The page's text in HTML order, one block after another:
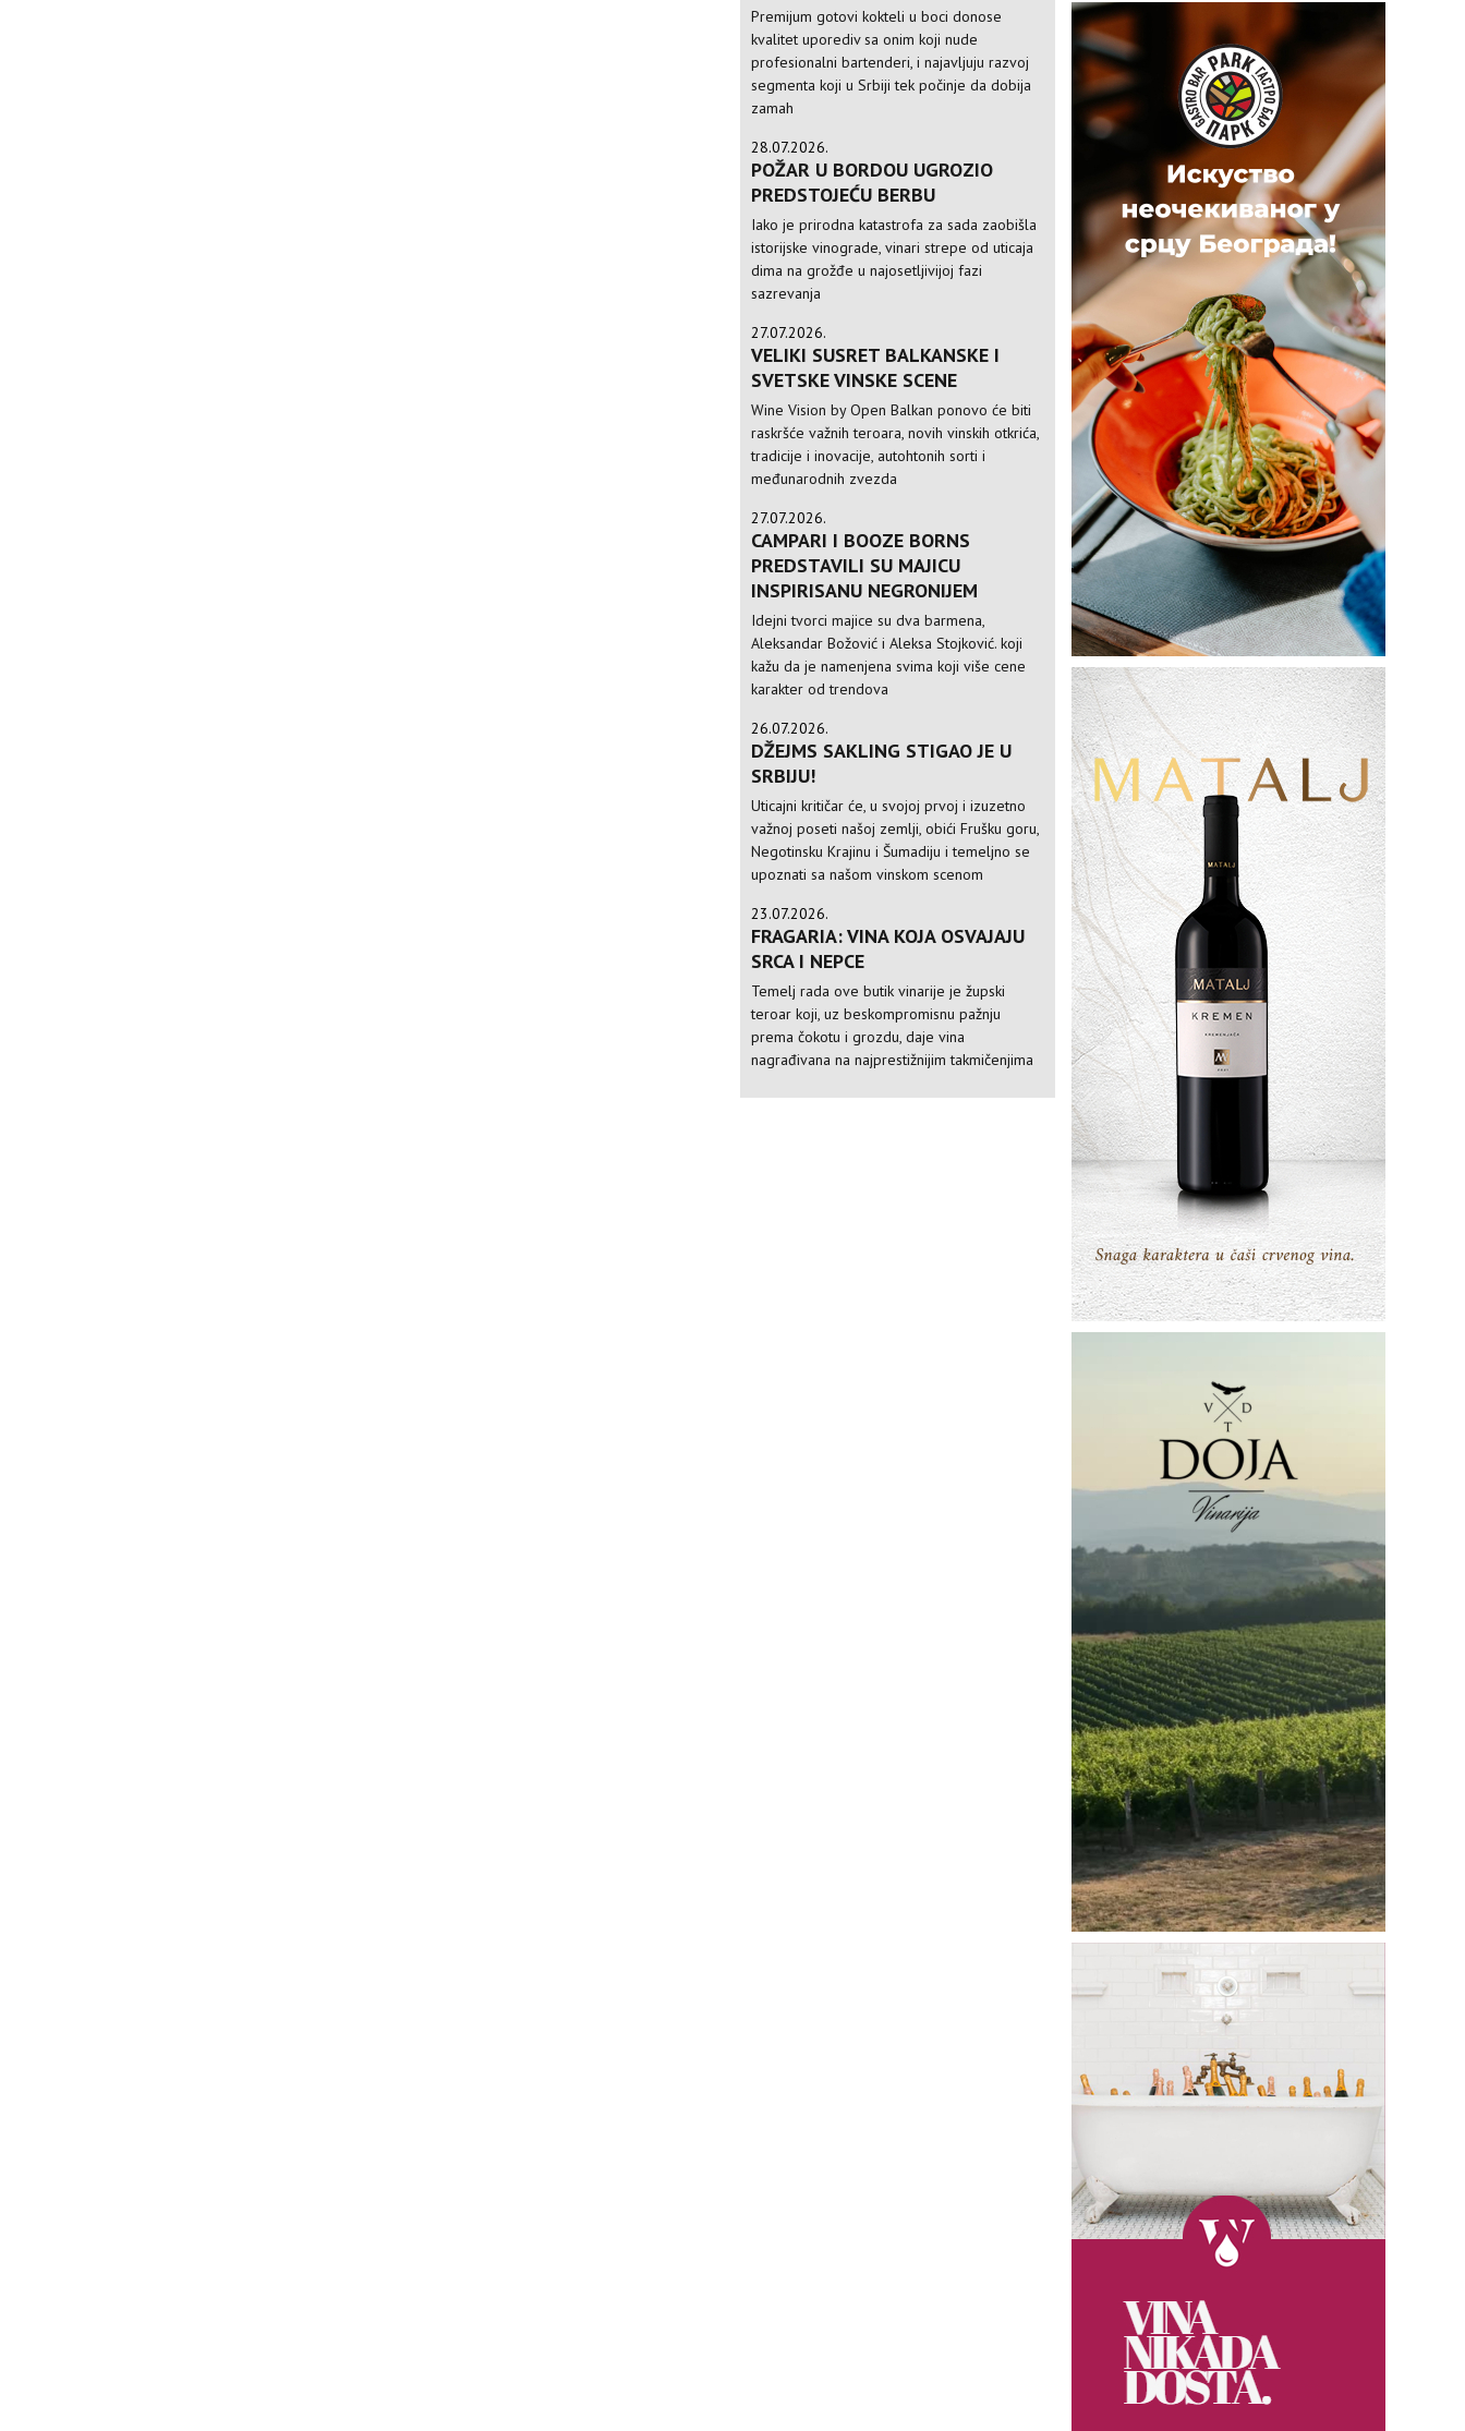
Premijum gotovi kokteli u boci donose
kvalitet uporediv sa onim koji nude
profesionalni bartenderi, i najavljuju razvoj
segmenta koji u Srbiji tek počinje da dobija
zamah
28.07.2026.
POŽAR U BORDOU UGROZIO
PREDSTOJEĆU BERBU
Iako je prirodna katastrofa za sada zaobišla
istorijske vinograde, vinari strepe od uticaja
dima na grožđe u najosetljivijoj fazi
sazrevanja
27.07.2026.
VELIKI SUSRET BALKANSKE I
SVETSKE VINSKE SCENE
Wine Vision by Open Balkan ponovo će biti
raskršće važnih teroara, novih vinskih otkrića,
tradicije i inovacije, autohtonih sorti i
međunarodnih zvezda
27.07.2026.
CAMPARI I BOOZE BORNS
PREDSTAVILI SU MAJICU
INSPIRISANU NEGRONIJEM
Idejni tvorci majice su dva barmena,
Aleksandar Božović i Aleksa Stojković. koji
kažu da je namenjena svima koji više cene
karakter od trendova
26.07.2026.
DŽEJMS SAKLING STIGAO JE U
SRBIJU!
Uticajni kritičar će, u svojoj prvoj i izuzetno
važnoj poseti našoj zemlji, obići Frušku goru,
Negotinsku Krajinu i Šumadiju i temeljno se
upoznati sa našom vinskom scenom
23.07.2026.
FRAGARIA: VINA KOJA OSVAJAJU
SRCA I NEPCE
Temelj rada ove butik vinarije je župski
teroar koji, uz beskompromisnu pažnju
prema čokotu i grozdu, daje vina
nagrađivana na najprestižnijim takmičenjima